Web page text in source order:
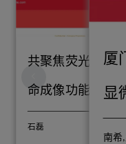
厦
显
研
南希
共聚焦荧光寿
命成像功能在
植物相关研究
石磊